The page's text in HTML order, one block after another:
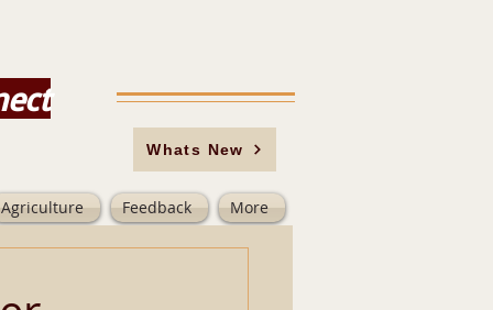
Whats New
Agriculture Feedback More